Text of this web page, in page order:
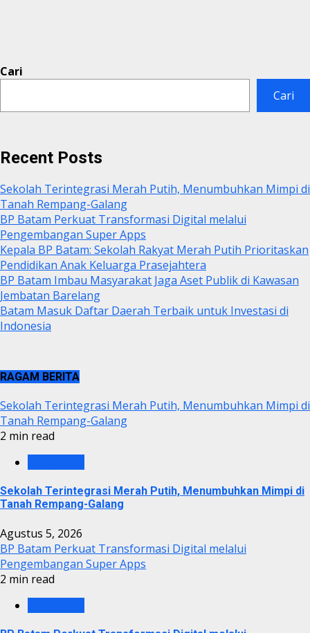
Cari
Cari
Recent Posts
Sekolah Terintegrasi Merah Putih, Menumbuhkan Mimpi di
Tanah Rempang-Galang
BP Batam Perkuat Transformasi Digital melalui
Pengembangan Super Apps
Kepala BP Batam: Sekolah Rakyat Merah Putih Prioritaskan
Pendidikan Anak Keluarga Prasejahtera
BP Batam Imbau Masyarakat Jaga Aset Publik di Kawasan
Jembatan Barelang
Batam Masuk Daftar Daerah Terbaik untuk Investasi di
Indonesia
RAGAM BERITA
Sekolah Terintegrasi Merah Putih, Menumbuhkan Mimpi di
Tanah Rempang-Galang
2 min read
Sekolah Terintegrasi Merah Putih, Menumbuhkan Mimpi di
Tanah Rempang-Galang
Agustus 5, 2026
BP Batam Perkuat Transformasi Digital melalui
Pengembangan Super Apps
2 min read